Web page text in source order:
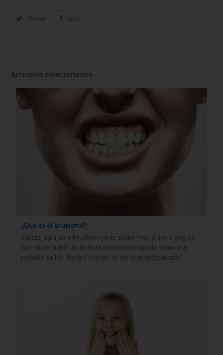
Artículos relacionados
¿Qué es el bruxismo?
Quizás la palabra bruxismo no te suene mucho, pero seguro
que su definición sí. Se trata del término que da nombre al
rechinar de los dientes cuando se aprietan fuertemente.